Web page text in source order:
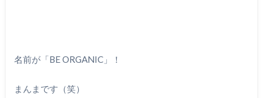
名前が「BE ORGANIC」！
まんまです（笑）